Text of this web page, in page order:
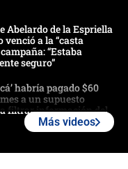
Abelardo de la Espriella
venció a la “casta
“Estaba
seguro”
habría pagado $60
a un supuesto
filtrar información del
Más videos